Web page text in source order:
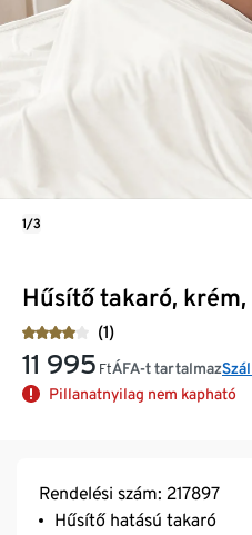
Hűsítő takaró,
(1)
11 995 FtÁFA-t tartalmaz
Pillanatnyilag nem kapható
1/3
Rendelési szám: 217897
Hűsítő hatású takaró